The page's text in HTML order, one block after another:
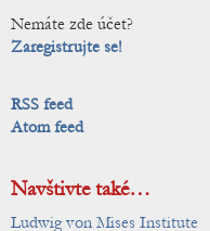
Nemáte zde účet?
Zaregistrujte se!
RSS feed
Atom feed
Navštivte také…
Ludwig von Mises Institute